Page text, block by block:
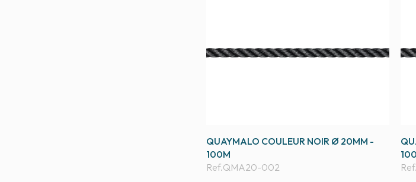
QUAYMALO COULEUR NOIR Ø 20MM -
100M
Ref.QMA20-002
Ref.